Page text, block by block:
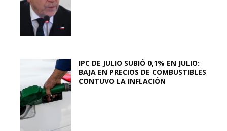
IPC DE JULIO SUBIÓ 0,1% EN JULIO:
BAJA EN PRECIOS DE COMBUSTIBLES
CONTUVO LA INFLACIÓN